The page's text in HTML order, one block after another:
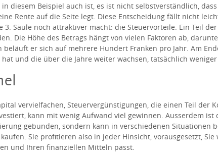
diesem Beispiel auch ist, es ist nicht selbstverständlich,
Rente auf die Seite legt. Diese Entscheidung fällt nicht
3. Säule noch attraktiver macht: die Steuervorteile. Ein Teil
Die Höhe des Betrags hängt von vielen Faktoren ab,
beläuft er sich auf mehrere Hundert Franken pro Jahr. Am
und die über die Jahre weiter wachsen, tatsächlich
vervielfachen, Steuervergünstigungen, die einen Teil der
kann mit wenig Aufwand viel gewinnen. Ausserdem ist
gebunden, sondern kann in verschiedenen Situationen
Sie profitieren also in jeder Hinsicht, vorausgesetzt,
und Ihren finanziellen Mitteln passt.